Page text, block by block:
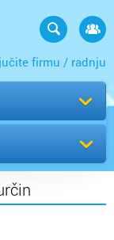
firmu / radnju